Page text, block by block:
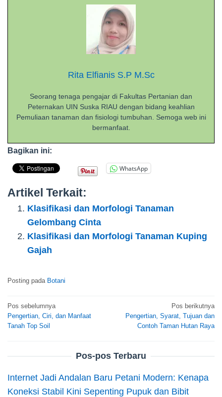
Rita Elfianis S.P M.Sc
Seorang tenaga pengajar di Fakultas Pertanian dan
Peternakan UIN Suska RIAU dengan bidang keahlian
Pemuliaan tanaman dan fisiologi tumbuhan. Semoga web ini
bermanfaat.
Bagikan ini:
WhatsApp
Artikel Terkait:
Klasifikasi dan Morfologi Tanaman
Gelombang Cinta
Klasifikasi dan Morfologi Tanaman Kuping
Gajah
Posting pada Botani
Navigasi
pos
Pos sebelumnya
Pengertian, Ciri, dan Manfaat
Tanah Top Soil
Pos berikutnya
Pengertian, Syarat, Tujuan dan
Contoh Taman Hutan Raya
Pos-pos Terbaru
Internet Jadi Andalan Baru Petani Modern: Kenapa
Koneksi Stabil Kini Sepenting Pupuk dan Bibit